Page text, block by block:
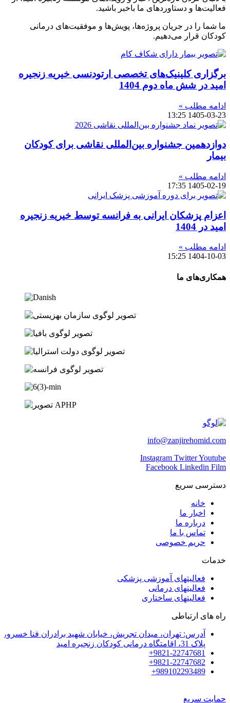
فعالیت‌ها و دستاوردهای ما باخبر باشید.
ما شما را در جریان پروژه‌ها، پویش‌ها و موفقیت‌های درمانی
کودکان قرار می‌دهیم.
برگزاری کلینیک‌های تخصصی ارتودنسی خیریه زنجیره
امید در شش ماه دوم 1404
ادامه مطلب »
1405-03-23
13:25
دوازدهمین جشنواره بین‌المللی نقاشی برای کودکان
بیمار
ادامه مطلب »
1405-02-19
17:35
اعزام پزشکان ایرانی به فرانسه توسط خیریه زنجیره
امید در 1404
ادامه مطلب »
1404-10-03
15:25
همکاری‌های ما
info@zanjirehomid.com
Instagram TwitterYoutube
Facebook Linkedin Film
دسترسی سریع
خانه
اخبار ما
درباره ما
تماس با ما
حریم خصوصی
خدمات
فعالیتهای آموزشی پزشکی
فعالیتهای درمانی
فعالیتهای ساختاری
راه های ارتباطی
آدرس: تهران، میدان تجریش، خیابان شهید برادران فنا خسرو،
پلاک 31، اقامتگاه درمانی کودکان زنجیره امید
9821-22747681+
9821-22747682+
989102293489+
حمایت سریع